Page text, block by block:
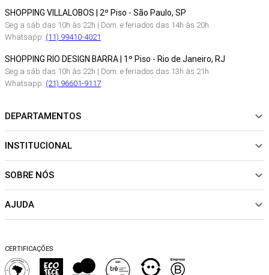
SHOPPING VILLALOBOS | 2º Piso - São Paulo, SP
Seg a sáb das 10h às 22h | Dom. e feriados das 14h às 20h
Whatsapp: (11) 99410-4021
SHOPPING RIO DESIGN BARRA | 1º Piso - Rio de Janeiro, RJ
Seg a sáb das 10h às 22h | Dom. e feriados das 13h às 21h
Whatsapp: (21) 96601-9117
DEPARTAMENTOS
NOVIDADES
CALÇADOS
SALE
INSTITUCIONAL
Sobre Nós
Sustentabilidade
Trocas e Devoluções
Perguntas Frequentes
SOBRE NÓS
Política de pagamento
AJUDA
Dicas de cuidados
Falar no WhatsApp
CERTIFICAÇÕES